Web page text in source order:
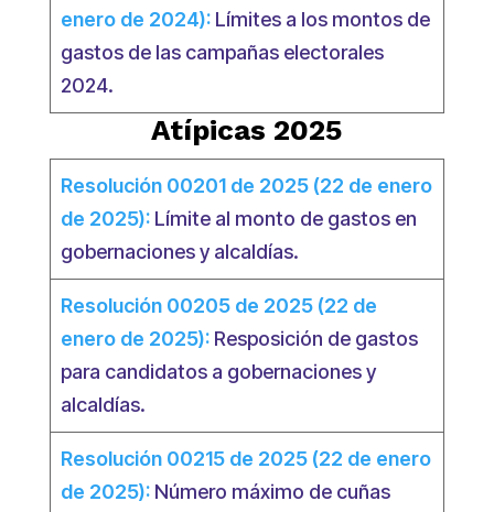
enero de 2024):Límites a los montos de
gastos de las campañas electorales
2024.
Atípicas 2025
Resolución 00201 de 2025 (22 de enero
de 2025): Límite al monto de gastos en
gobernaciones y alcaldías.
Resolución 00205 de 2025 (22 de
enero de 2025):Resposición de gastos
para candidatos a gobernaciones y
alcaldías.
Resolución 00215 de 2025 (22 de enero
de 2025):Número máximo de cuñas